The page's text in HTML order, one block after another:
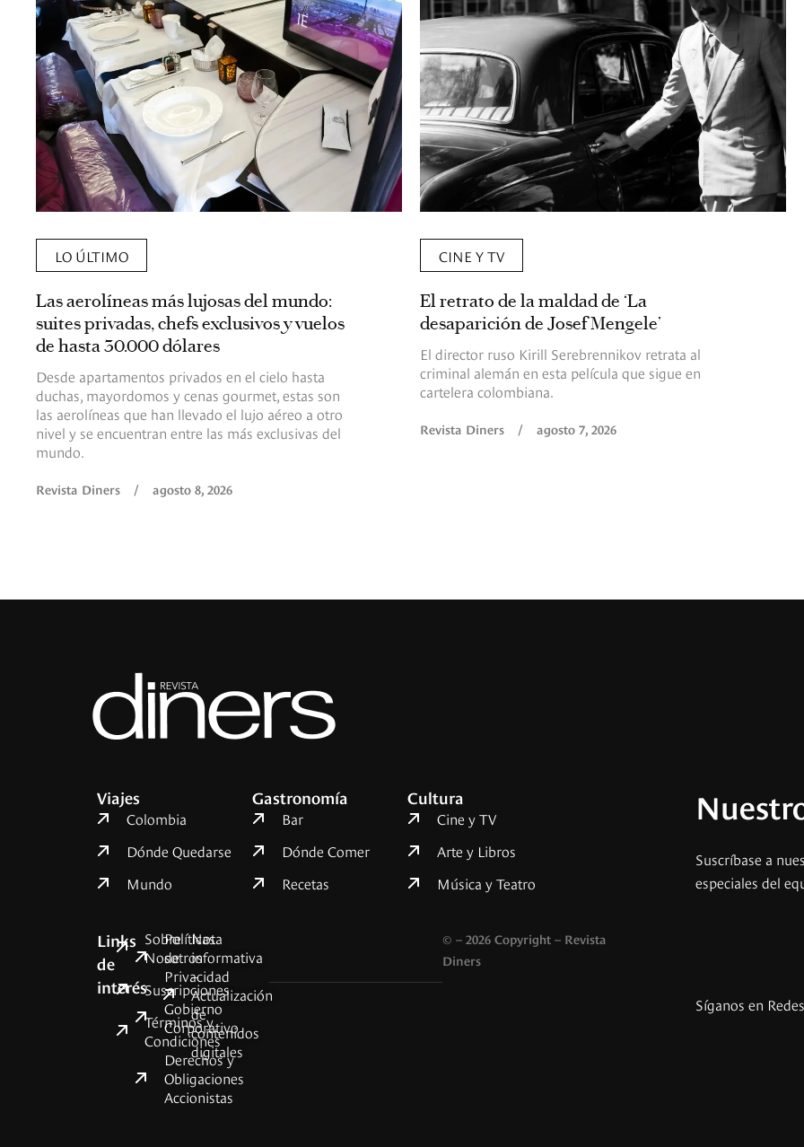
LO ÚLTIMO
Las aerolíneas más lujosas del mundo:
suites privadas, chefs exclusivos y vuelos
de hasta 30.000 dólares
Desde apartamentos privados en el cielo hasta
duchas, mayordomos y cenas gourmet, estas son
las aerolíneas que han llevado el lujo aéreo a otro
nivel y se encuentran entre las más exclusivas del
mundo.
Revista Diners / agosto 8, 2026
CINE Y TV
El retrato de la maldad de ‘La
desaparición de Josef Mengele’
El director ruso Kirill Serebrennikov retrata al
criminal alemán en esta película que sigue en
cartelera colombiana.
Revista Diners / agosto 7, 2026
Viajes
Colombia
Dónde Quedarse
Mundo
Gastronomía
Bar
Dónde Comer
Recetas
Cultura
Cine y TV
Arte y Libros
Música y Teatro
Links
de
interés
Sobre
Nosotros
Suscripciones
Términos y
Condiciones
Políticas
de
Privacidad
Gobierno
Corporativo
Derechos y
Obligaciones
Accionistas
Nota
informativa
–
Actualización
de
contenidos
digitales
© – 2026 Copyright – Revista
Diners
Suscríbase a
especiales del
Síganos en